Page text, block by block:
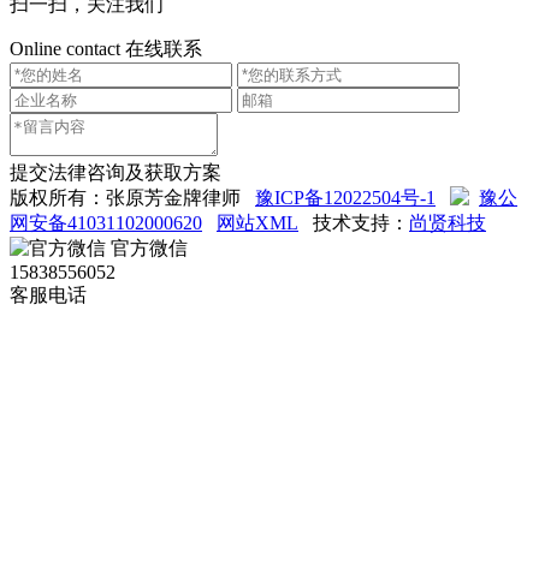
扫一扫，关注我们
Online contact 在线联系
提交法律咨询及获取方案
版权所有：张原芳金牌律师 豫ICP备12022504号-1
豫公
网安备41031102000620
网站XML 技术支持： 尚贤科技
官方微信
15838556052
客服电话